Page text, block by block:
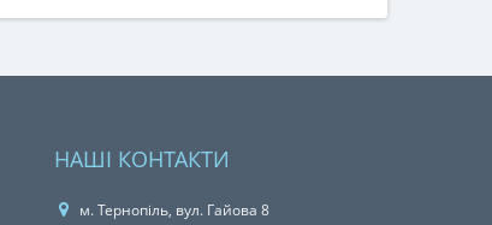
НАШІ КОНТАКТИ
м. Тернопіль, вул. Гайова 8